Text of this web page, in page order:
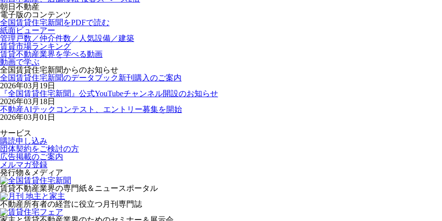
朝日不動産
電子版のコンテンツ
全国賃貸住宅新聞をPDFで読む
紙面ビューアー
管理戸数／仲介件数／人気設備／建築
賃貸市場ランキング
賃貸不動産業界を学べる動画
動画で学ぶ
全国賃貸住宅新聞からのお知らせ
全国賃貸住宅新聞のデータブック新刊購入のご案内
2026年03月19日
『全国賃貸住宅新聞』公式YouTubeチャンネル開設のお知らせ
2026年03月18日
不動産AIテックコンテスト、エントリー募集を開始
2026年03月01日
サービス
購読申し込み
団体契約をご検討の方
広告掲載のご案内
メルマガ登録
発行物＆メディア
賃貸不動産業界の専門紙＆ニュースポータル
不動産所有者の経営に役立つ月刊専門誌